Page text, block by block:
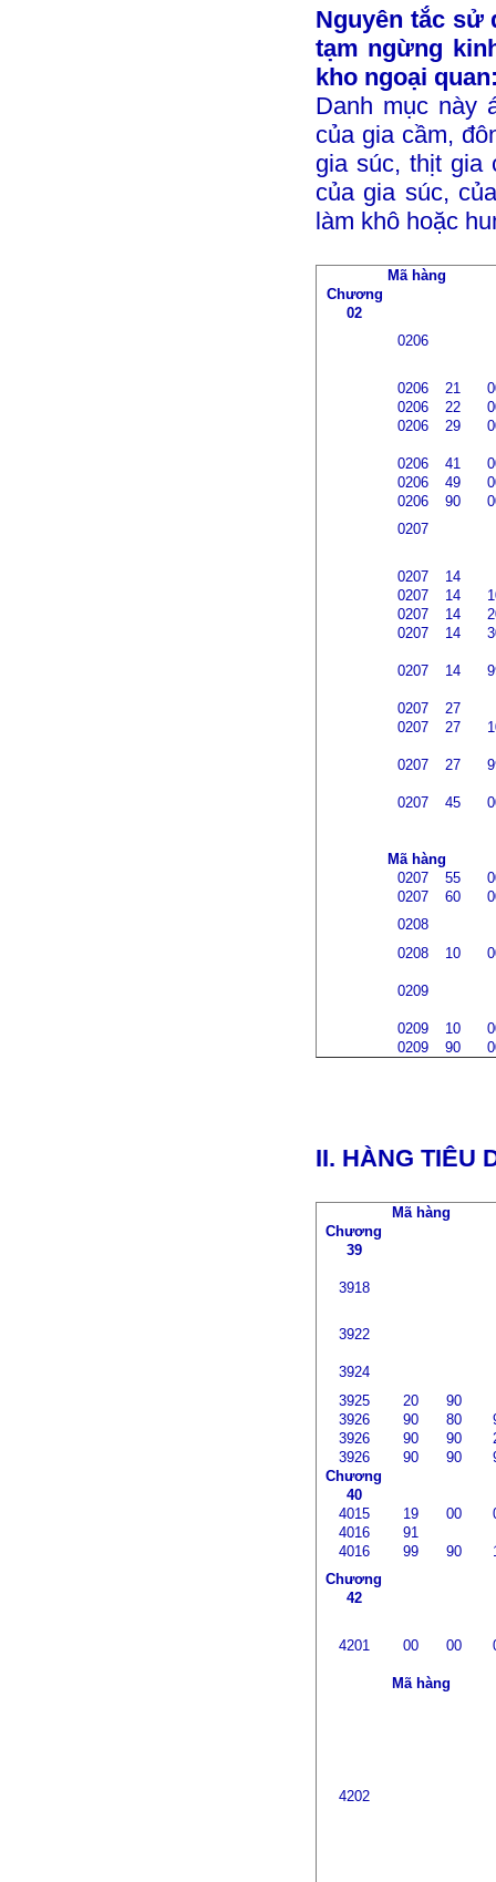
Nguyên tắc sử
tạm ngừng
kho ngoại
Danh mục này
của gia cầm,
gia súc, thịt gia
của gia súc,
làm khô hoặc
Mã hàng
Ch­ương
02
0206
0206 21
0206
22
0206
29
0206 41
0206
49
0206
90
0207
0207
14
0207
14
0207
14
0207
14
0207 14
0207
27
0207
27
0207 27
0207 45
Mã hàng
0207
55
0207
60
0208
0208
10
0209
0209 10
0209
90
II. HÀNG TIÊU
Mã hàng
Chương
39
3918
3922
3924
3925
20
90
3926
90 80
3926
90 90
3926
90 90
Chương
40
4015
19 00
4016
91
4016
99 90
Chương
42
4201 00 00
Mã hàng
4202